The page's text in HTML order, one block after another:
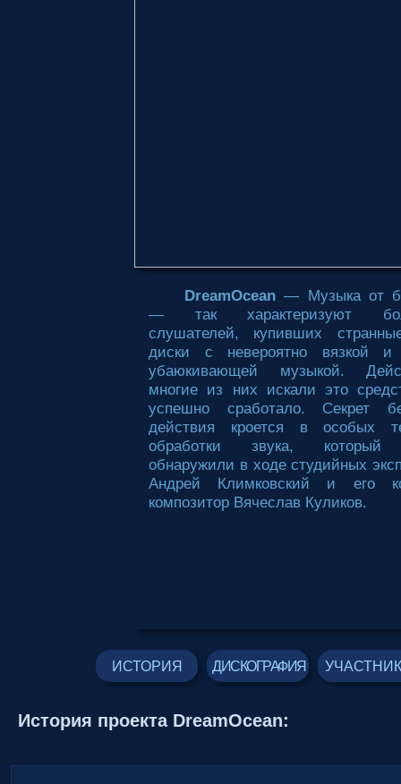
DreamOcean — Музыка от
— так характеризуют
слушателей, купивших
диски с невероятно вязкой и
убаюкивающей музыкой.
многие из них искали это
успешно сработало. Секрет
действия кроется в особых
обработки звука, который
обнаружили в ходе студийных
Андрей Климковский и его
композитор Вячеслав Куликов.
ИСТОРИЯ ДИСКОГРАФИЯ
История проекта DreamOcean: